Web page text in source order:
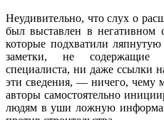
Неудивительно, что слух о
был выставлен в негативном
которые подхватили
заметки, не содержащие
специалиста, ни даже ссылки
эти сведения, — ничего, чему
авторы самостоятельно
людям в уши ложную